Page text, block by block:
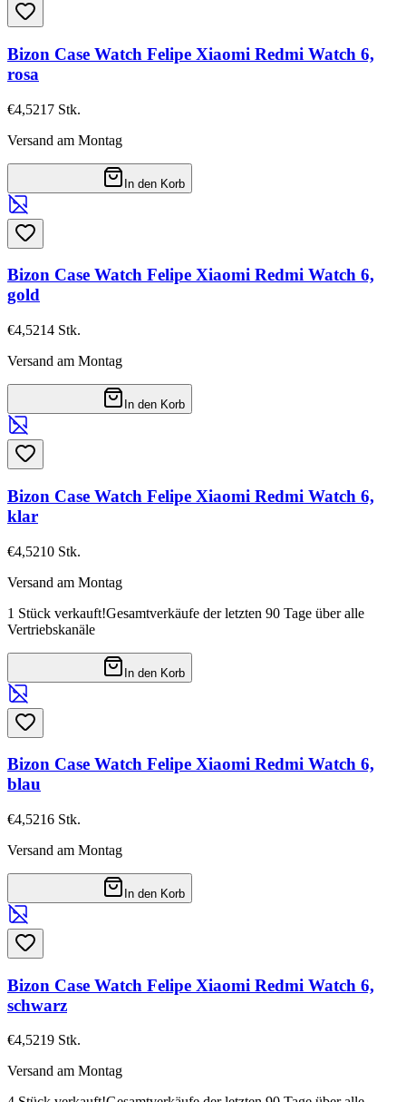
Bizon Case Watch Felipe Xiaomi Redmi Watch 6,
rosa
€4,5217 Stk.
Versand am Montag
In den Korb
Bizon Case Watch Felipe Xiaomi Redmi Watch 6,
gold
€4,5214 Stk.
Versand am Montag
In den Korb
Bizon Case Watch Felipe Xiaomi Redmi Watch 6,
klar
€4,5210 Stk.
Versand am Montag
1 Stück verkauft!Gesamtverkäufe der letzten 90 Tage über alle
Vertriebskanäle
In den Korb
Bizon Case Watch Felipe Xiaomi Redmi Watch 6,
blau
€4,5216 Stk.
Versand am Montag
In den Korb
Bizon Case Watch Felipe Xiaomi Redmi Watch 6,
schwarz
€4,5219 Stk.
Versand am Montag